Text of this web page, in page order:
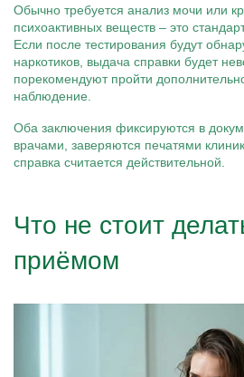
Обычно требуется анализ мочи или
психоактивных веществ – это
Если после тестирования будут
наркотиков, выдача справки будет
порекомендуют пройти
наблюдение.
Оба заключения фиксируются в
врачами, заверяются печатями
справка считается действительной.
Что не стоит
приёмом